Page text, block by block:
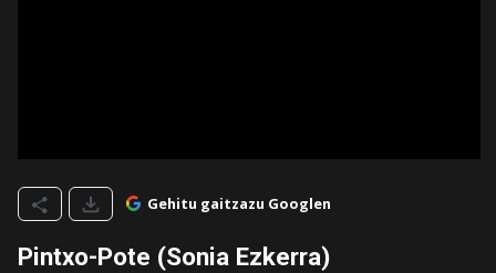
Gehitu gaitzazu Googlen
Pintxo-Pote (Sonia Ezkerra)